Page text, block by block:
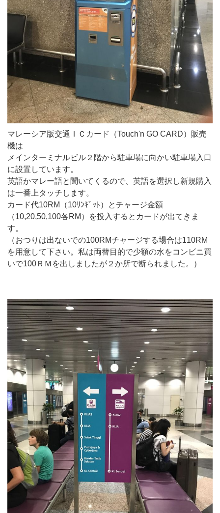
マレーシア版交通ＩＣカード（Touch'n GO CARD）販売
機は
メインターミナルビル２階から駐車場に向かい駐車場入口
に設置しています。
英語かマレー語と聞いてくるので、英語を選択し新規購入
は一番上タッチします。
カード代10RM（10ﾘﾝｷﾞｯﾄ）とチャージ金額
（10,20,50,100各RM）を投入するとカードが出てきま
す。
（おつりは出ないでの100RMチャージする場合は110RM
を用意して下さい。私は両替目的で少額の水をコンビニ買
いで100ＲＭを出しましたが２か所で断られました。）